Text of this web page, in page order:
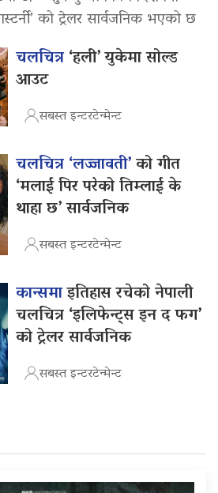
को ट्रेलर सार्वजनिक भएको छ
चलचित्र‘हली’ युकेमा सोल्ड
आउट
सबस्त इन्टरटेन्मेन्ट
चलचित्र ‘लज्जावती’को गीत
‘मलाई पिर परेको तिम्लाई के
थाहा छ’ सार्वजनिक
सबस्त इन्टरटेन्मेन्ट
कान्समाइतिहास रचेको नेपाली
चलचित्र ‘इलिफेन्ट्स इन द फग’
को ट्रेलर सार्वजनिक
सबस्त इन्टरटेन्मेन्ट